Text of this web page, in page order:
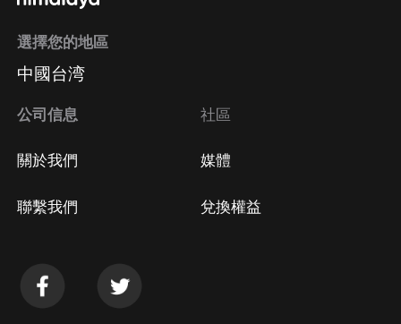
選擇您的地區
中國台湾
公司信息
關於我們
聯繫我們
社區
媒體
兌換權益